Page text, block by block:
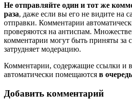
Не отправляйте один и тот же
раза, даже если вы его не видите на
отправки. Комментарии
проверяются на антиспам.
комментарии могут быть приняты за
затрудняет модерацию.
Комментарии, содержащие ссылки и
автоматически помещаются в
Добавить комментарий